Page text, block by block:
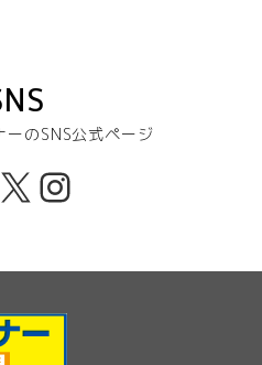
ーのSNS公式ページ
X Instagram